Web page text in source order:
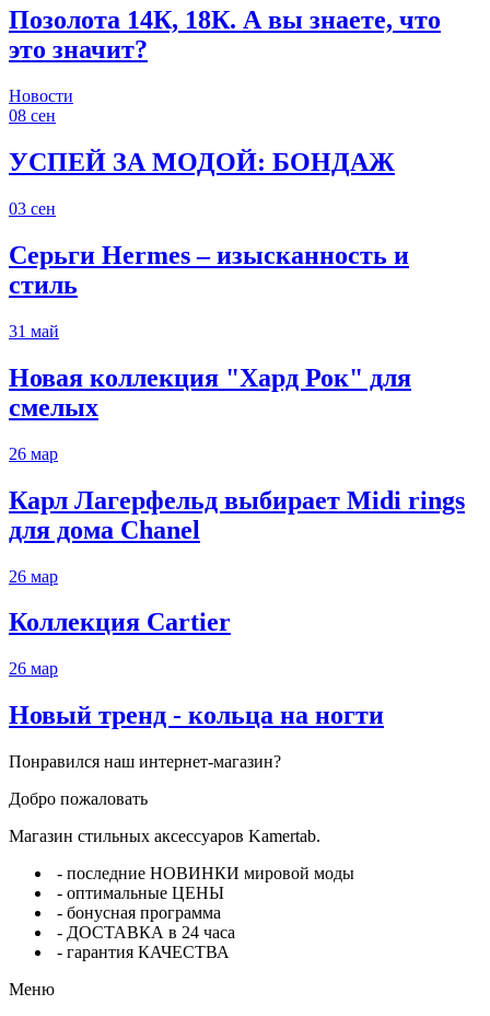
Позолота 14К, 18К. А вы знаете, что
это значит?
Новости
08 сен
УСПЕЙ ЗА МОДОЙ: БОНДАЖ
03 сен
Серьги Hermes – изысканность и
стиль
31 май
Новая коллекция "Хард Рок" для
смелых
26 мар
Карл Лагерфельд выбирает Midi rings
для дома Chanel
26 мар
Коллекция Cartier
26 мар
Новый тренд - кольца на ногти
Понравился наш интернет-магазин?
Добро пожаловать
Магазин стильных аксессуаров Kamertab.
- последние НОВИНКИ мировой моды
- оптимальные ЦЕНЫ
- бонусная программа
- ДОСТАВКА в 24 часа
- гарантия КАЧЕСТВА
Меню